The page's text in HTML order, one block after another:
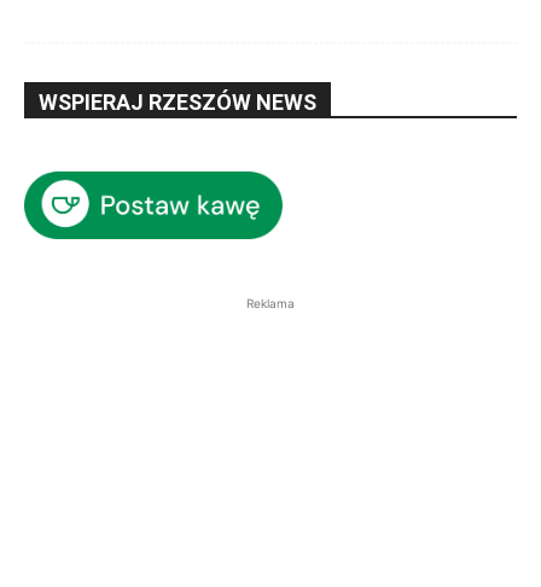
WSPIERAJ RZESZÓW NEWS
Reklama